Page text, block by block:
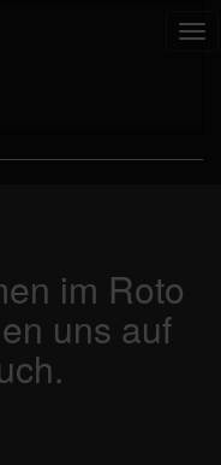
im Roto
uns auf